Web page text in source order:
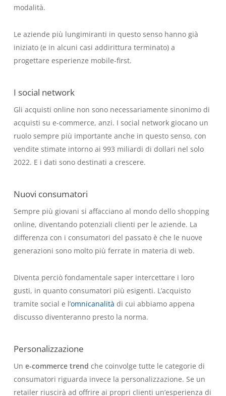
modalità.
Le aziende più lungimiranti in questo senso hanno già
iniziato (e in alcuni casi addirittura terminato) a
progettare esperienze mobile-first.
I social network
Gli acquisti online non sono necessariamente sinonimo di
acquisti su e-commerce, anzi. I social network giocano un
ruolo sempre più importante anche in questo senso, con
vendite stimate intorno ai 993 miliardi di dollari nel solo
2022. E i dati sono destinati a crescere.
Nuovi consumatori
Sempre più giovani si affacciano al mondo dello shopping
online, diventando potenziali clienti per le aziende. La
differenza con i consumatori del passato è che le nuove
generazioni sono molto più ferrate in materia di web.
Diventa perciò fondamentale saper intercettare i loro
gusti, in quanto consumatori più esigenti. L’acquisto
tramite social e l’omnicanalità di cui abbiamo appena
discusso diventeranno presto la norma.
Personalizzazione
Un e-commerce trend che coinvolge tutte le categorie di
consumatori riguarda invece la personalizzazione. Se un
retailer riuscirà ad offrire ai propri clienti un’esperienza di